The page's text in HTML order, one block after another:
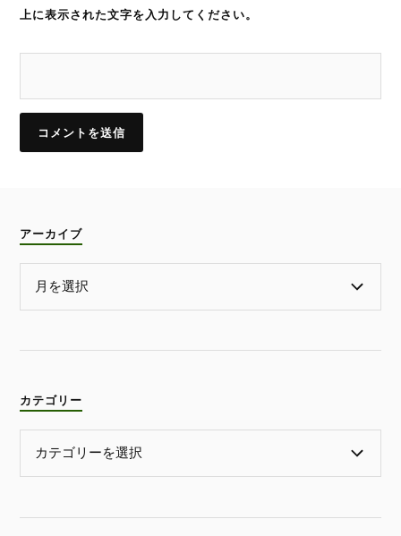
上に表示された文字を入力してください。
アーカイブ
カテゴリー